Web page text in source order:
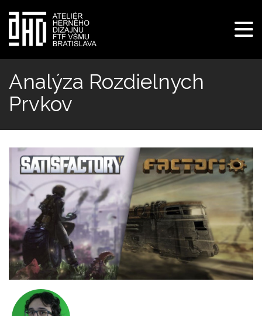
Skočiť
hlavný
obsah
Analýza Rozdielnych
Prvkov